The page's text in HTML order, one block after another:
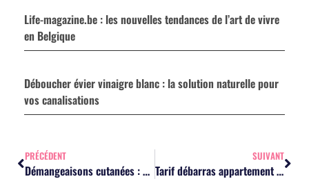
Life-magazine.be : les nouvelles tendances de l’art de vivre
en Belgique
Déboucher évier vinaigre blanc : la solution naturelle pour
vos canalisations
PRÉCÉDENT
Démangeaisons cutanées : comprendre les causes et adopter les bons gestes
SUIVANT
Tarif débarras appartement : 5 facteurs qui influencent vos coûts à Strasbourg